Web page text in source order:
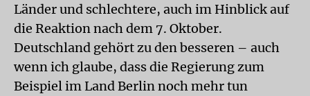
Länder und schlechtere, auch im Hinblick auf
die Reaktion nach dem 7. Oktober.
Deutschland gehört zu den besseren – auch
wenn ich glaube, dass die Regierung zum
Beispiel im Land Berlin noch mehr tun